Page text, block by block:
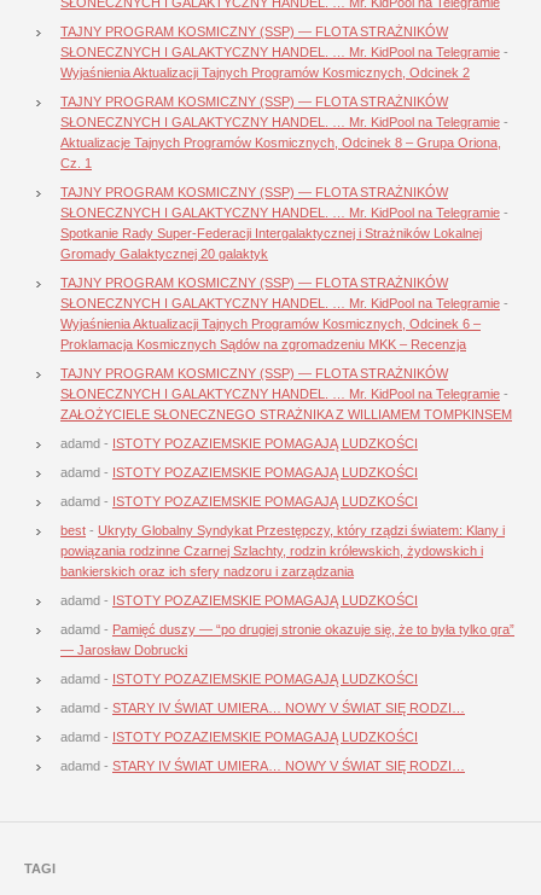
TAJNY PROGRAM KOSMICZNY (SSP) — FLOTA STRAŻNIKÓW
SŁONECZNYCH I GALAKTYCZNY HANDEL. … Mr. KidPool na Telegramie -
Wyjaśnienia Aktualizacji Tajnych Programów Kosmicznych, Odcinek 2
TAJNY PROGRAM KOSMICZNY (SSP) — FLOTA STRAŻNIKÓW
SŁONECZNYCH I GALAKTYCZNY HANDEL. … Mr. KidPool na Telegramie -
Aktualizacje Tajnych Programów Kosmicznych, Odcinek 8 – Grupa Oriona,
Cz. 1
TAJNY PROGRAM KOSMICZNY (SSP) — FLOTA STRAŻNIKÓW
SŁONECZNYCH I GALAKTYCZNY HANDEL. … Mr. KidPool na Telegramie -
Spotkanie Rady Super-Federacji Intergalaktycznej i Strażników Lokalnej
Gromady Galaktycznej 20 galaktyk
TAJNY PROGRAM KOSMICZNY (SSP) — FLOTA STRAŻNIKÓW
SŁONECZNYCH I GALAKTYCZNY HANDEL. … Mr. KidPool na Telegramie -
Wyjaśnienia Aktualizacji Tajnych Programów Kosmicznych, Odcinek 6 –
Proklamacja Kosmicznych Sądów na zgromadzeniu MKK – Recenzja
TAJNY PROGRAM KOSMICZNY (SSP) — FLOTA STRAŻNIKÓW
SŁONECZNYCH I GALAKTYCZNY HANDEL. … Mr. KidPool na Telegramie -
ZAŁOŻYCIELE SŁONECZNEGO STRAŻNIKA Z WILLIAMEM TOMPKINSEM
adamd - ISTOTY POZAZIEMSKIE POMAGAJĄ LUDZKOŚCI
adamd - ISTOTY POZAZIEMSKIE POMAGAJĄ LUDZKOŚCI
adamd - ISTOTY POZAZIEMSKIE POMAGAJĄ LUDZKOŚCI
best - Ukryty Globalny Syndykat Przestępczy, który rządzi światem: Klany i
powiązania rodzinne Czarnej Szlachty, rodzin królewskich, żydowskich i
bankierskich oraz ich sfery nadzoru i zarządzania
adamd - ISTOTY POZAZIEMSKIE POMAGAJĄ LUDZKOŚCI
adamd - Pamięć duszy — “po drugiej stronie okazuje się, że to była tylko gra”
— Jarosław Dobrucki
adamd - ISTOTY POZAZIEMSKIE POMAGAJĄ LUDZKOŚCI
adamd - STARY IV ŚWIAT UMIERA… NOWY V ŚWIAT SIĘ RODZI…
adamd - ISTOTY POZAZIEMSKIE POMAGAJĄ LUDZKOŚCI
adamd - STARY IV ŚWIAT UMIERA… NOWY V ŚWIAT SIĘ RODZI…
TAGI